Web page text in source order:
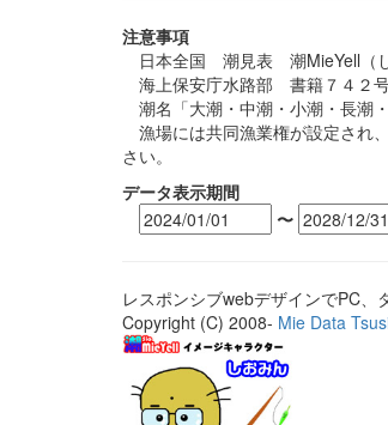
注意事項
日本全国 潮見表 潮MieYell（し
海上保安庁水路部 書籍７４２
潮名「大潮・中潮・小潮・長潮
漁場には共同漁業権が設定され
さい。
データ表示期間
〜
レスポンシブwebデザインでPC、
Copyright (C) 2008- Mie Data